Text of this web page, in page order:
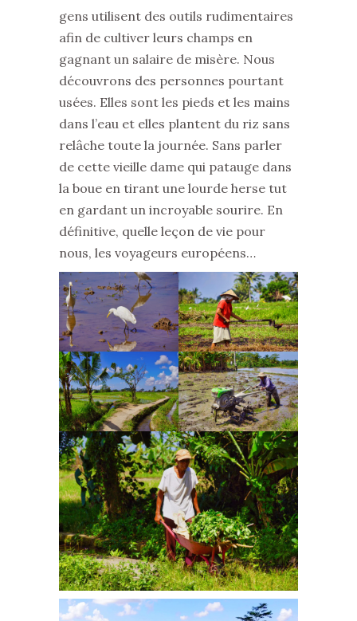
gens utilisent des outils rudimentaires
afin de cultiver leurs champs en
gagnant un salaire de misère. Nous
découvrons des personnes pourtant
usées. Elles sont les pieds et les mains
dans l’eau et elles plantent du riz sans
relâche toute la journée. Sans parler
de cette vieille dame qui patauge dans
la boue en tirant une lourde herse tut
en gardant un incroyable sourire. En
définitive, quelle leçon de vie pour
nous, les voyageurs européens…